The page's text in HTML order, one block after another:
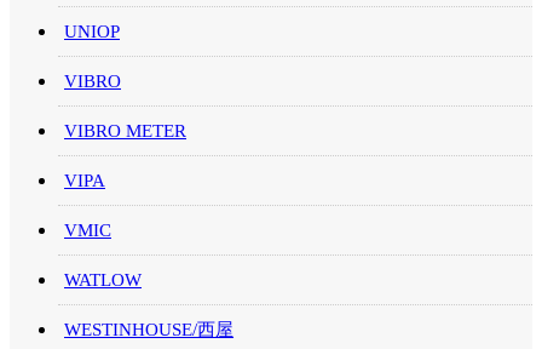
UNIOP
VIBRO
VIBRO METER
VIPA
VMIC
WATLOW
WESTINHOUSE/西屋